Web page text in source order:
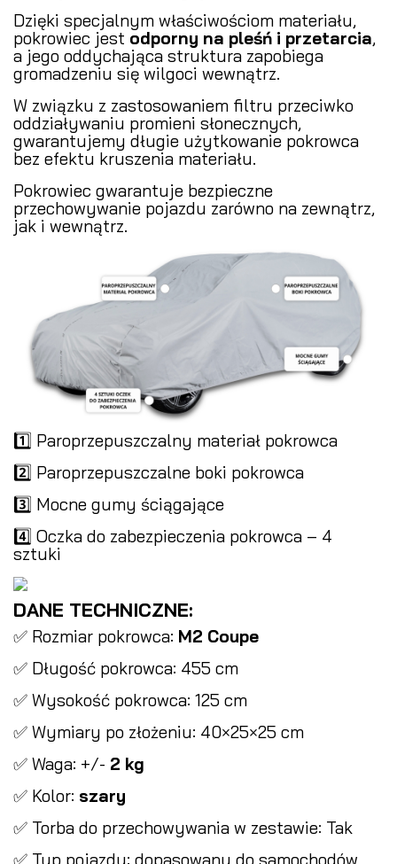
Dzięki specjalnym właściwościom materiału,
pokrowiec jest odporny na pleśń i przetarcia,
a jego oddychająca struktura zapobiega
gromadzeniu się wilgoci wewnątrz.
W związku z zastosowaniem filtru przeciwko
oddziaływaniu promieni słonecznych,
gwarantujemy długie użytkowanie pokrowca
bez efektu kruszenia materiału.
Pokrowiec gwarantuje bezpieczne
przechowywanie pojazdu zarówno na zewnątrz,
jak i wewnątrz.
1️⃣ Paroprzepuszczalny materiał pokrowca
2️⃣ Paroprzepuszczalne boki pokrowca
3️⃣ Mocne gumy ściągające
4️⃣ Oczka do zabezpieczenia pokrowca – 4
sztuki
DANE TECHNICZNE:
✅ Rozmiar pokrowca: M2 Coupe
✅ Długość pokrowca: 455 cm
✅ Wysokość pokrowca: 125 cm
✅ Wymiary po złożeniu: 40×25×25 cm
✅ Waga: +/- 2 kg
✅ Kolor: szary
✅ Torba do przechowywania w zestawie: Tak
✅ Typ pojazdu: dopasowany do samochodów